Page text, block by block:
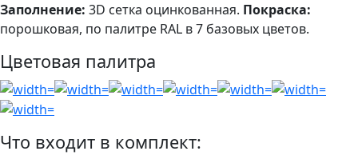
Заполнение: 3D сетка оцинкованная. Покраска:
порошковая, по палитре RAL в 7 базовых цветов.
Цветовая палитра
Что входит в комплект: